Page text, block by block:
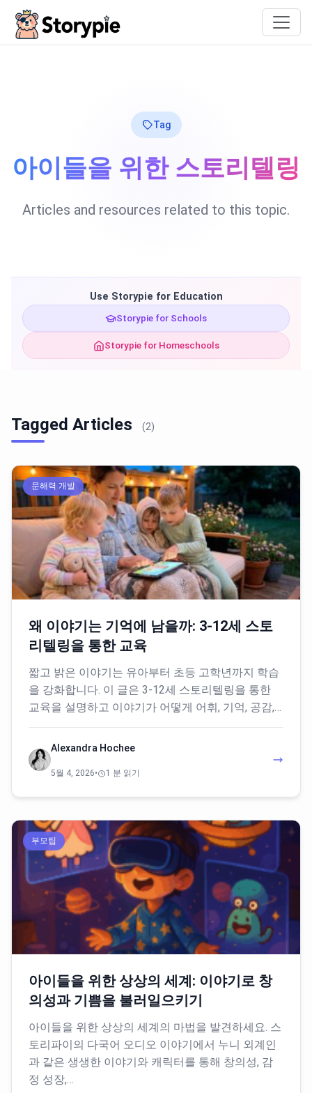
Tag
아이들을 위한 스토리텔링
Articles and resources related to this topic.
Use Storypie for Education
Storypie for Schools
Storypie for Homeschools
Tagged Articles (2)
문해력 개발
왜 이야기는 기억에 남을까: 3-12세 스토
리텔링을 통한 교육
짧고 밝은 이야기는 유아부터 초등 고학년까지 학습
을 강화합니다. 이 글은 3-12세 스토리텔링을 통한
교육을 설명하고 이야기가 어떻게 어휘, 기억, 공감,…
Alexandra Hochee
5월 4, 2026• 1 분 읽기
부모팁
아이들을 위한 상상의 세계: 이야기로 창
의성과 기쁨을 불러일으키기
아이들을 위한 상상의 세계의 마법을 발견하세요. 스
토리파이의 다국어 오디오 이야기에서 누니 외계인
과 같은 생생한 이야기와 캐릭터를 통해 창의성, 감
정 성장,…